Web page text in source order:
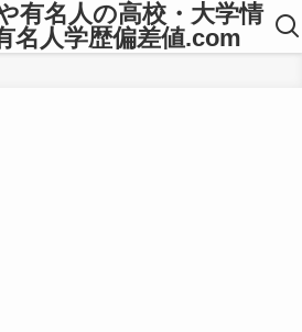
有名人の高校・大学情
名人学歴偏差値.com